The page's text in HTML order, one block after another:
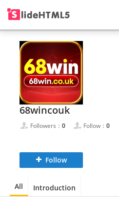
68wincouk
Followers： 0 Follow： 0
Follow
All Introduction